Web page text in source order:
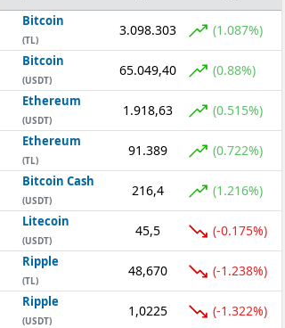
Bitcoin
(TL)
3.098.303 (1.087%)
Bitcoin
(USDT)
65.049,40 (0.88%)
Ethereum
(USDT)
1.918,63 (0.515%)
Ethereum
(TL)
91.389 (0.722%)
Bitcoin Cash
(USDT)
216,4 (1.216%)
Litecoin
(USDT)
45,5 (-0.175%)
Ripple
(TL)
48,670 (-1.238%)
Ripple
(USDT)
1,0225 (-1.322%)